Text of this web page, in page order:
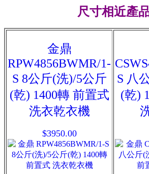
尺寸相近產
金鼎
RPW4856BWMR/1-
S 8公斤(洗)/5公斤
(乾) 1400轉 前置式
洗衣乾衣機
$3950.00
S 八
(乾)